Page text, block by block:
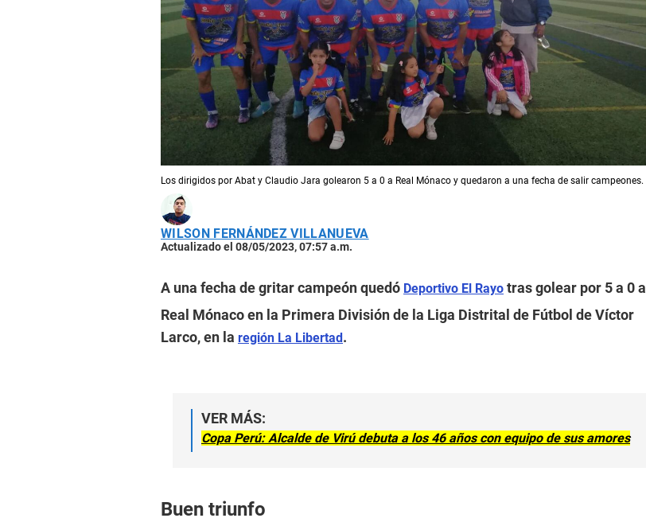
Los dirigidos por Abat y Claudio Jara golearon 5 a 0 a Real Mónaco y quedaron a una fecha de salir campeones.
WILSON FERNÁNDEZ VILLANUEVA
Actualizado el 08/05/2023, 07:57 a.m.
A una fecha de gritar campeón quedó Deportivo El Rayo tras golear por 5 a 0 a
Real Mónaco en la Primera División de la Liga Distrital de Fútbol de Víctor
Larco, en la región La Libertad.
VER MÁS:
Copa Perú: Alcalde de Virú debuta a los 46 años con equipo de sus amores
Buen triunfo